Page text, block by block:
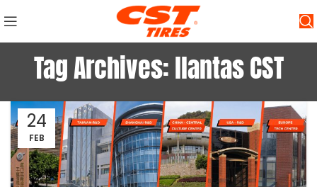
Tag Archives: llantas CST
24
FEB